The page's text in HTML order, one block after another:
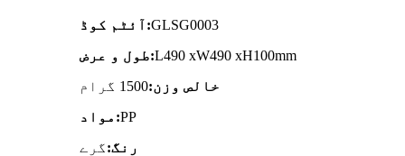
آئٹم کوڈ:GLSG0003
طول و عرض:L490 xW490 xH100mm
خالص وزن:1500 گرام
مواد:PP
رنگ:گرے